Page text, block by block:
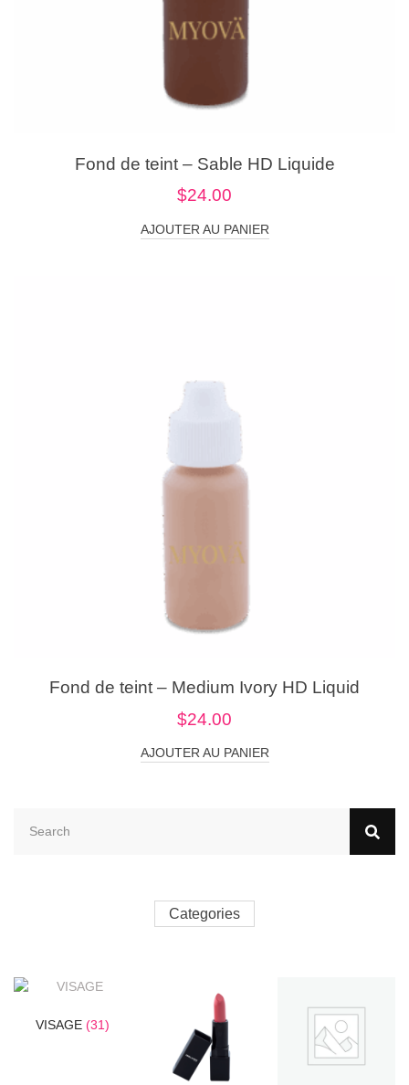
Fond de teint – Sable HD Liquide
$24.00
AJOUTER AU PANIER
Fond de teint – Medium Ivory HD Liquid
$24.00
AJOUTER AU PANIER
Categories
VISAGE(31)